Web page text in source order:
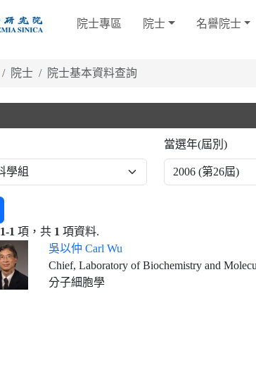
院士專區 院士 名譽院士
院士 院士基本資料查詢
當選年(屆別)
1-1 項，共 1 項資料.
吳以仲 Carl Wu
Chief, Laboratory of Biochemistry and Molecular Biology
分子細胞學